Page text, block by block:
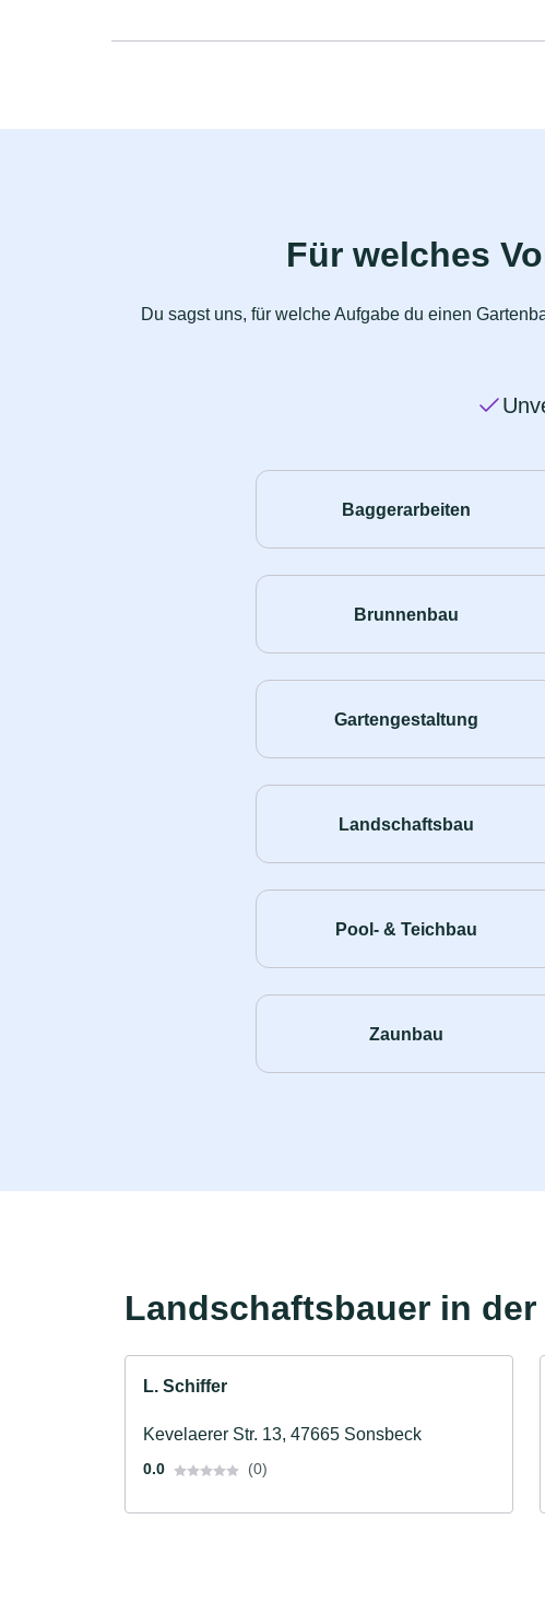
Für welches
Du sagst uns, für welche Aufgabe du einen
Baggerarbeiten
Brunnenbau
Gartengestaltung
Landschaftsbau
Pool- & Teichbau
Zaunbau
Landschaftsbauer in der
L. Schiffer
Kevelaerer Str. 13, 47665 Sonsbeck
0.0 (0)